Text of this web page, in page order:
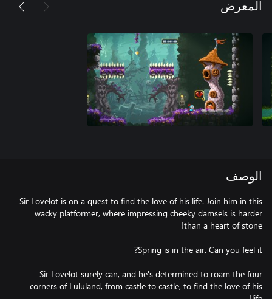
المعرض
الوصف
Sir Lovelot is on a quest to find the love of his life. Join him in this
wacky platformer, where impressing cheeky damsels is harder
Sir Lovelot surely can, and he's determined to roam the four
corners of Lululand, from castle to castle, to find the love of his